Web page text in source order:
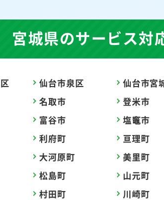
宮城県のサービス対
仙台市泉区 仙台市宮
名取市 登米市
富谷市 塩竈市
利府町 亘理町
大河原町 美里町
松島町 山元町
村田町 川崎町